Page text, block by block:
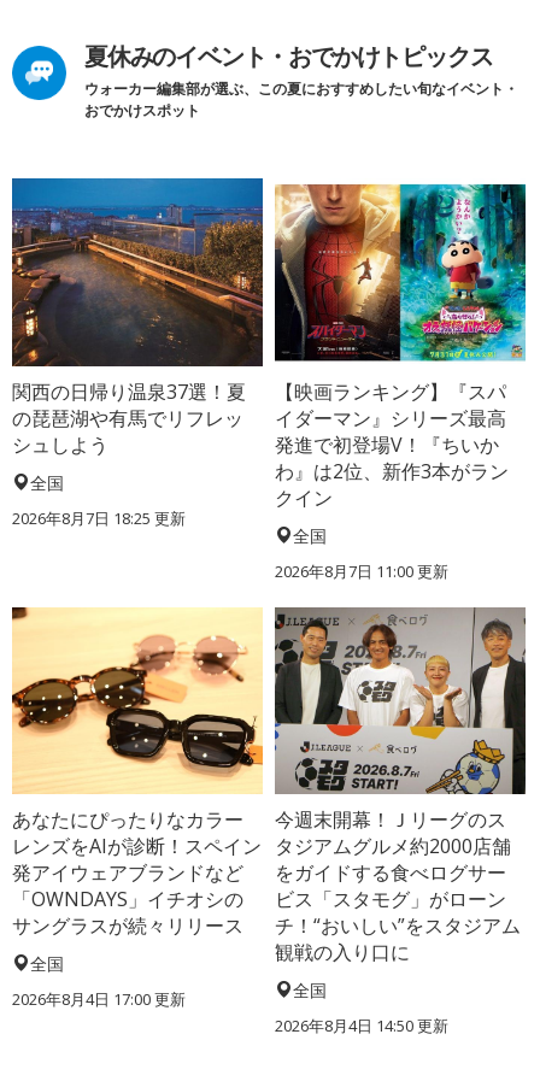
夏休みのイベント・おでかけトピックス
ウォーカー編集部が選ぶ、この夏におすすめしたい旬なイベント・
おでかけスポット
関西の日帰り温泉37選！夏
の琵琶湖や有馬でリフレッ
シュしよう
全国
2026年8月7日 18:25 更新
【映画ランキング】『スパ
イダーマン』シリーズ最高
発進で初登場V！『ちいか
わ』は2位、新作3本がラン
クイン
全国
2026年8月7日 11:00更新
あなたにぴったりなカラー
レンズをAIが診断！スペイン
発アイウェアブランドなど
「OWNDAYS」イチオシの
サングラスが続々リリース
全国
2026年8月4日 17:00更新
今週末開幕！Ｊリーグのス
タジアムグルメ約2000店舗
をガイドする食べログサー
ビス「スタモグ」がローン
チ！“おいしい”をスタジアム
観戦の入り口に
全国
2026年8月4日 14:50更新